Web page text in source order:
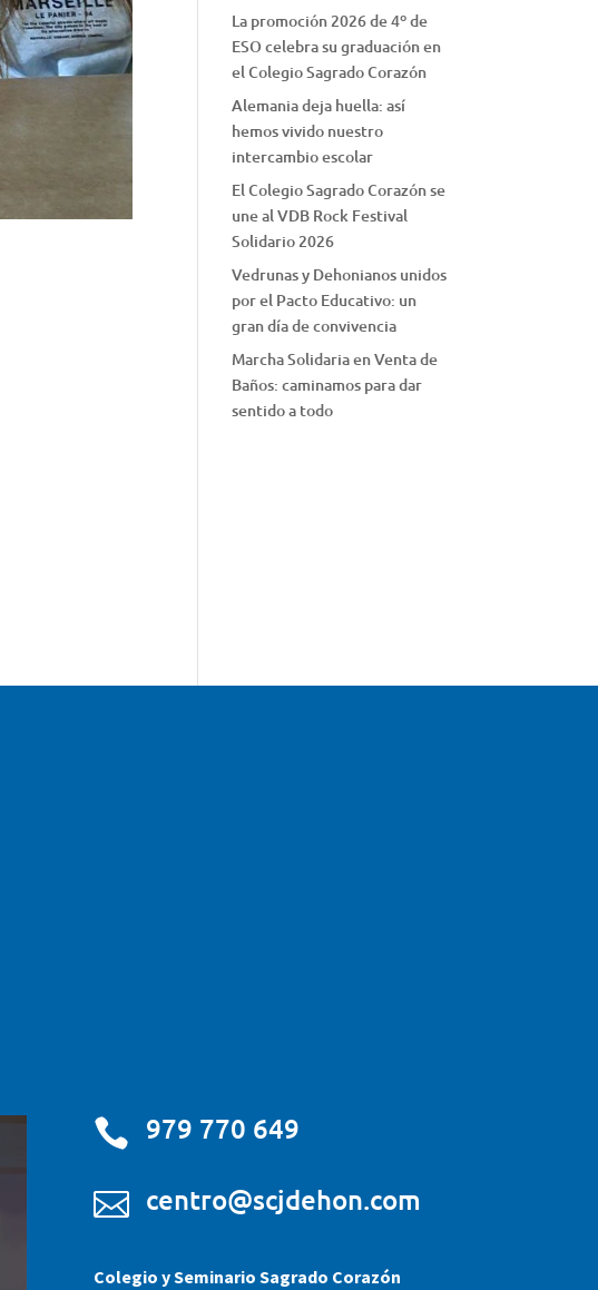
La promoción 2026 de 4º de
ESO celebra su graduación en
el Colegio Sagrado Corazón
Alemania deja huella: así
hemos vivido nuestro
intercambio escolar
El Colegio Sagrado Corazón se
une al VDB Rock Festival
Solidario 2026
Vedrunas y Dehonianos unidos
por el Pacto Educativo: un
gran día de convivencia
Marcha Solidaria en Venta de
Baños: caminamos para dar
sentido a todo
 979 770 649
 centro@scjdehon.com
Colegio y Seminario Sagrado Corazón